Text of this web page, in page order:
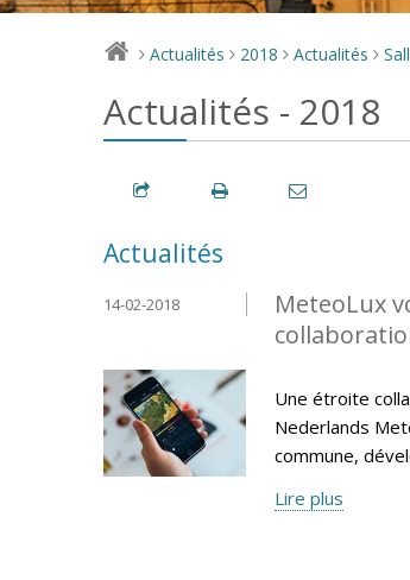
> Actualités > 2018 > Actualités >
Actualités - 2018
Actualités
MeteoLux
14-02-2018
Une étroite
Nederlands
commune,
Lire plus